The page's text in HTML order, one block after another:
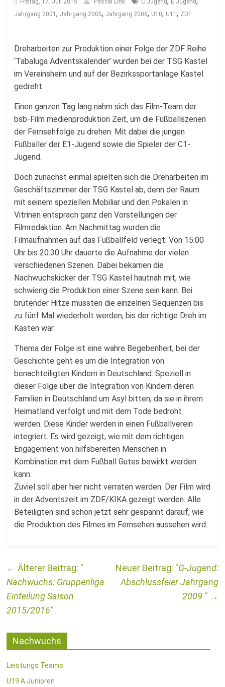
Freitag, 17. Juli 2015 Pascal Link C Jugend E Jugend
Jahrgang 2001, Jahrgang 2005, Jahrgang 2006, U10, U11, ZDF
Dreharbeiten zur Produktion einer Folge der ZDF Reihe
‘Tabaluga Adventskalender’ wurden bei der TSG Kastel
im Vereinsheim und auf der Bezirkssportanlage Kastel
gedreht.
Einen ganzen Tag lang nahm sich das Film-Team der
bsb-Film medienproduktion Zeit, um die Fußballszenen
der Fernsehfolge zu drehen. Mit dabei die jungen
Fußballer der E1-Jugend sowie die Spieler der C1-
Jugend.
Doch zunächst einmal spielten sich die Dreharbeiten im
Geschäftszimmer der TSG Kastel ab, denn der Raum
mit seinem speziellen Mobiliar und den Pokalen in
Vitrinen entsprach ganz den Vorstellungen der
Filmredaktion. Am Nachmittag wurden die
Filmaufnahmen auf das Fußballfeld verlegt. Von 15:00
Uhr bis 20:30 Uhr dauerte die Aufnahme der vielen
verschiedenen Szenen. Dabei bekamen die
Nachwuchskicker der TSG Kastel hautnah mit, wie
schwierig die Produktion einer Szene sein kann. Bei
brütender Hitze mussten die einzelnen Sequenzen bis
zu fünf Mal wiederholt werden, bis der richtige Dreh im
Kasten war.
Thema der Folge ist eine wahre Begebenheit, bei der
Geschichte geht es um die Integration von
benachteiligten Kindern in Deutschland. Speziell in
dieser Folge über die Integration von Kindern deren
Familien in Deutschland um Asyl bitten, da sie in ihrem
Heimatland verfolgt und mit dem Tode bedroht
werden. Diese Kinder werden in einen Fußballverein
integriert. Es wird gezeigt, wie mit dem richtigen
Engagement von hilfsbereiten Menschen in
Kombination mit dem Fußball Gutes bewirkt werden
kann.
Zuviel soll aber hier nicht verraten werden. Der Film wird
in der Adventszeit im ZDF/KIKA gezeigt werden. Alle
Beteiligten sind schon jetzt sehr gespannt darauf, wie
die Produktion des Filmes im Fernsehen aussehen wird.
←
Nachwuchs: Gruppenliga
Einteilung Saison
2015/2016
G-Jugend:
Abschlussfeier Jahrgang
2009
→
Nachwuchs
Leistungs Teams
U19 A Junioren